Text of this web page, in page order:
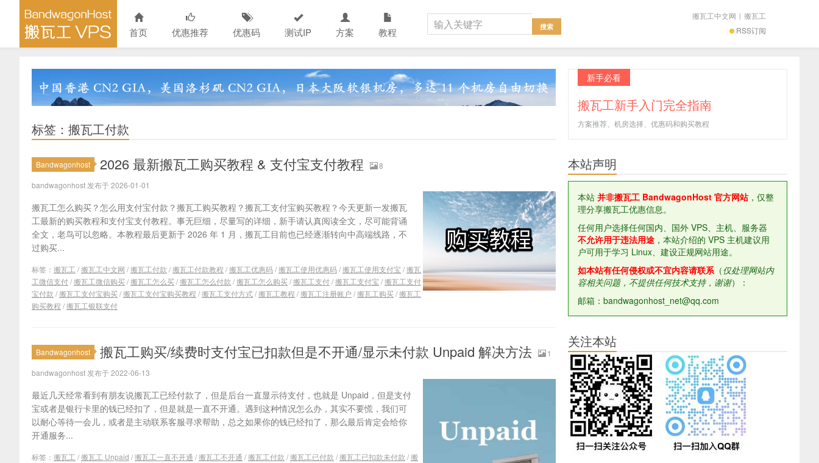
首页 优惠推荐 优惠码 测试IP 方案 教程 RSS订阅
搬瓦工中文网 | 搬瓦工
标签：搬瓦工付款
Bandwagonhost 2026 最新搬瓦工购买教程 & 支付宝支付教程
8
bandwagonhost 发布于 2026-01-01
搬瓦工怎么购买？怎么用支付宝付款？搬瓦工购买教程？搬瓦工支付宝购买教程？今天更新一发搬瓦
工最新的购买教程和支付宝支付教程。事无巨细，尽量写的详细，新手请认真阅读全文，尽可能背诵
全文，老鸟可以忽略。本教程最后更新于 2026 年 1 月，搬瓦工目前也已经逐渐转向中高端线路，不
过购买...
标签： 搬瓦工 /搬瓦工中文网 /搬瓦工付款 /搬瓦工付款教程 /搬瓦工优惠码/搬瓦工使用优惠码/搬瓦工使用支付宝 /搬瓦
工微信支付/搬瓦工微信购买/搬瓦工怎么买/搬瓦工怎么付款 /搬瓦工怎么购买/搬瓦工支付/搬瓦工支付宝 /搬瓦工支付
宝付款 /搬瓦工支付宝购买/搬瓦工支付宝购买教程 /搬瓦工支付方式/搬瓦工教程 /搬瓦工注册账户 /搬瓦工购买/搬瓦工
购买教程 /搬瓦工银联支付
Bandwagonhost 搬瓦工购买/续费时支付宝已扣款但是不开通/显示未付款 Unpaid 解决方法
1
bandwagonhost 发布于 2022-06-13
最近几天经常看到有朋友说搬瓦工已经付款了，但是后台一直显示待支付，也就是 Unpaid，但是支付
宝或者是银行卡里的钱已经扣了，但是就是一直不开通。遇到这种情况怎么办，其实不要慌，我们可
以耐心等待一会儿，或者是主动联系客服寻求帮助，总之如果你的钱已经扣了，那么最后肯定会给你
开通服务...
标签： 搬瓦工 /搬瓦工 Unpaid /搬瓦工一直不开通 /搬瓦工不开通 /搬瓦工付款 /搬瓦工已付款 /搬瓦工已扣款未付款 /搬
新手必看
搬瓦工新手入门完全指南
方案推荐、机房选择、优惠码和购买教程
本站声明
本站 并非搬瓦工 BandwagonHost 官方网站，仅整
理分享搬瓦工优惠信息。
任何用户选择任何国内、国外 VPS、主机、服务器
不允许用于违法用途 ，本站介绍的 VPS 主机建议用
户可用于学习 Linux、建设正规网站用途。
如本站有任何侵权或不宜内容请联系（仅处理网站内
容相关问题，不提供任何技术支持，谢谢）：
邮箱：bandwagonhost_net@qq.com
关注本站